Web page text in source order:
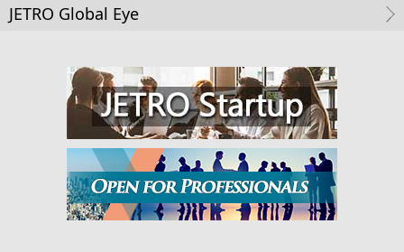
JETRO Global Eye